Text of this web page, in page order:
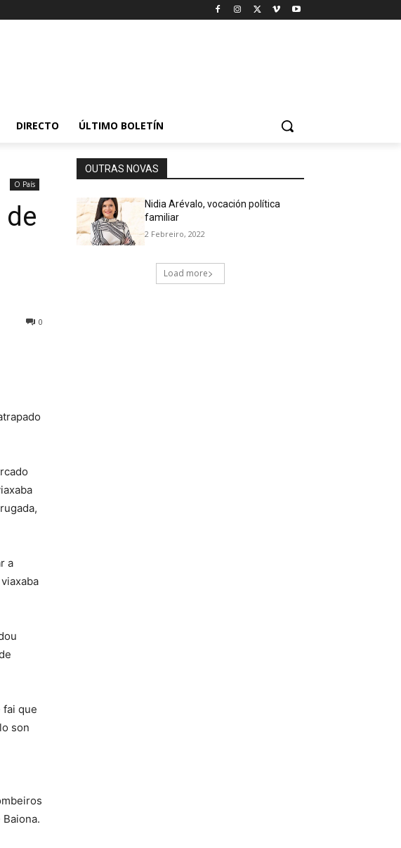
DIRECTO ÚLTIMO BOLETÍN
O País
de
0
a
fai que
son
OUTRAS NOVAS
Nidia Arévalo, vocación política
familiar
2 Febreiro, 2022
Load more